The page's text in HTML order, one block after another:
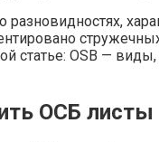
разновидностях,
статье: OSB — виды,
ОСБ листы